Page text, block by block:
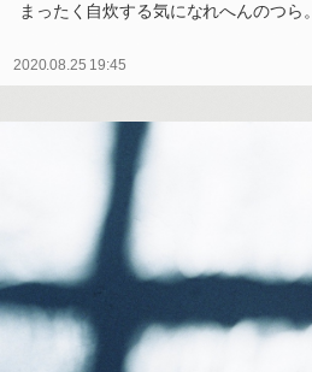
まったく自炊する気になれへんのつら。
2020.08.25 19:45